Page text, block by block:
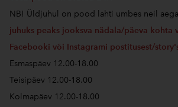
NB! Üldjuhul on pood lahti umbes neil
juhuks peaks jooksva nädala/päeva kohta
Facebooki või Instagrami postitusest/
Esmaspäev 12.00-18.00
Teisipäev 12.00-18.00
Kolmapäev 12.00-18.00